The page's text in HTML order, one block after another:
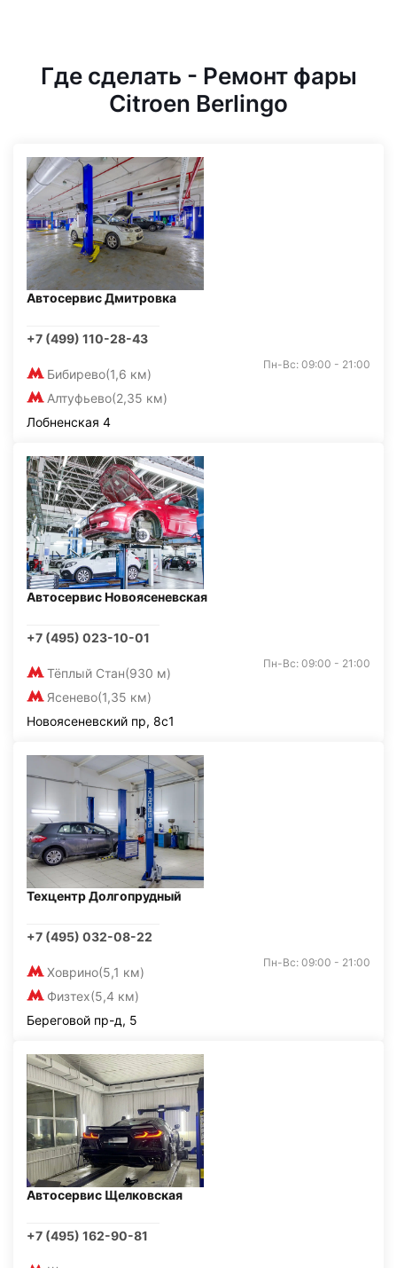
Где сделать - Ремонт фары
Citroen Berlingo
Автосервис Дмитровка
+7 (499) 110-28-43
Бибирево(1,6 км)
Алтуфьево(2,35 км)
Пн-Вс: 09:00 - 21:00
Лобненская 4
Автосервис Новоясеневская
+7 (495) 023-10-01
Тёплый Стан(930 м)
Ясенево(1,35 км)
Пн-Вс: 09:00 - 21:00
Новоясеневский пр, 8с1
Техцентр Долгопрудный
+7 (495) 032-08-22
Ховрино(5,1 км)
Физтех(5,4 км)
Пн-Вс: 09:00 - 21:00
Береговой пр-д, 5
Автосервис Щелковская
+7 (495) 162-90-81